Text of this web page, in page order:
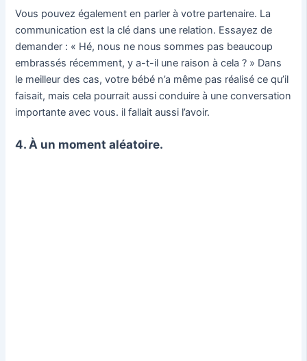
Vous pouvez également en parler à votre partenaire. La
communication est la clé dans une relation. Essayez de
demander : « Hé, nous ne nous sommes pas beaucoup
embrassés récemment, y a-t-il une raison à cela ? » Dans
le meilleur des cas, votre bébé n’a même pas réalisé ce qu’il
faisait, mais cela pourrait aussi conduire à une conversation
importante avec vous. il fallait aussi l’avoir.
4. À un moment aléatoire.